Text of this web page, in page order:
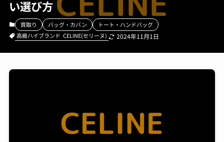
い選び方
買取り バッグ・カバン
トート・ハンドバッグ
高級ハイブランド CELINE(セリーヌ) 2024年11月1日